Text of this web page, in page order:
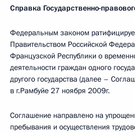
Справка Государственно-
Федеральным законом
Правительством Российской
Французской Республики о
деятельности граждан одного
другого государства (далее –
в г.Рамбуйе 27 ноября 2009г.
Соглашение направлено на
пребывания и осуществления